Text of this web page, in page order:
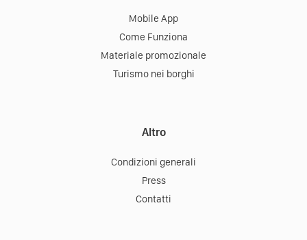
Mobile App
Come Funziona
Materiale promozionale
Turismo nei borghi
Altro
Condizioni generali
Press
Contatti